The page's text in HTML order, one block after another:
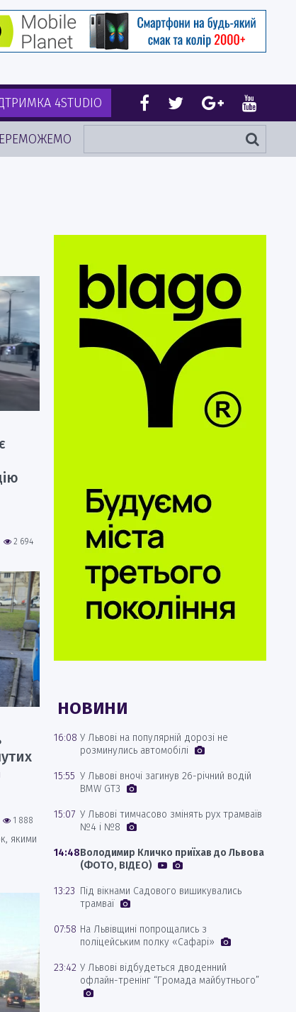
4STUDIO
2 694
1 888
якими
НОВИНИ
16:08 У Львові на популярній дорозі не
розминулись автомобілі
15:55 У Львові вночі загинув 26-річний водій
BMW GT3
15:07 У Львові тимчасово змінять рух трамваїв
№4 і №8
14:48Володимир Кличко приїхав до Львова
(ФОТО, ВІДЕО)
13:23 Під вікнами Садового вишикувались
трамваї
07:58 На Львівщині попрощались з
поліцейським полку «Сафарі»
23:42 У Львові відбудеться дводенний
офлайн-тренінг “Громада майбутнього”